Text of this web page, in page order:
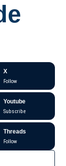
X
Follow
Youtube
Subscribe
Threads
Follow